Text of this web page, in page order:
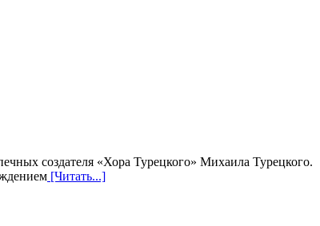
создателя «Хора Турецкого» Михаила Турецкого.
[Читать...]